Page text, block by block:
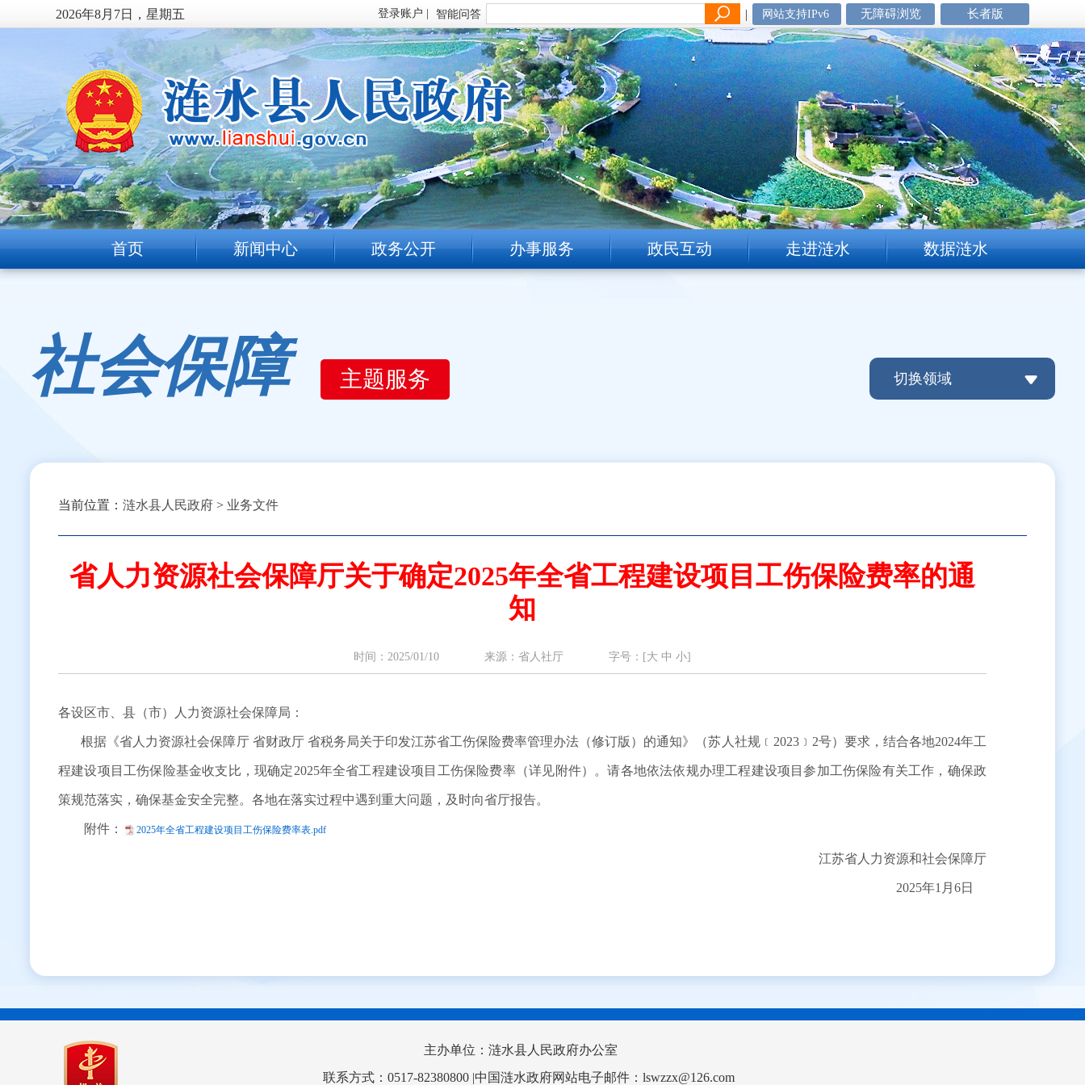
2026年8月7日，星期五 智能问答 | 网站支持IPv6 无障碍浏览 长者版
首页 新闻中心 政务公开 办事服务 政民互动 走进涟水 数据涟水
社会保障 主题服务 切换领域
当前位置： 涟水县人民政府 > 业务文件
省人力资源社会保障厅关于确定2025年全省工程建设项目工伤保险费率的通
知
时间：2025/01/10 来源：省人社厅 字号：[大 中 小]
各设区市、县（市）人力资源社会保障局：
根据《省人力资源社会保障厅 省财政厅 省税务局关于印发江苏省工伤保险费率管理办法（修订版）的通知》（苏人社规﹝2023﹞2号）要求，结合各地2024年工
程建设项目工伤保险基金收支比，现确定2025年全省工程建设项目工伤保险费率（详见附件）。请各地依法依规办理工程建设项目参加工伤保险有关工作，确保政
策规范落实，确保基金安全完整。各地在落实过程中遇到重大问题，及时向省厅报告。
附件： 2025年全省工程建设项目工伤保险费率表.pdf
江苏省人力资源和社会保障厅
2025年1月6日
主办单位：涟水县人民政府办公室
联系方式：0517-82380800 |中国涟水政府网站电子邮件：lswzzx@126.com